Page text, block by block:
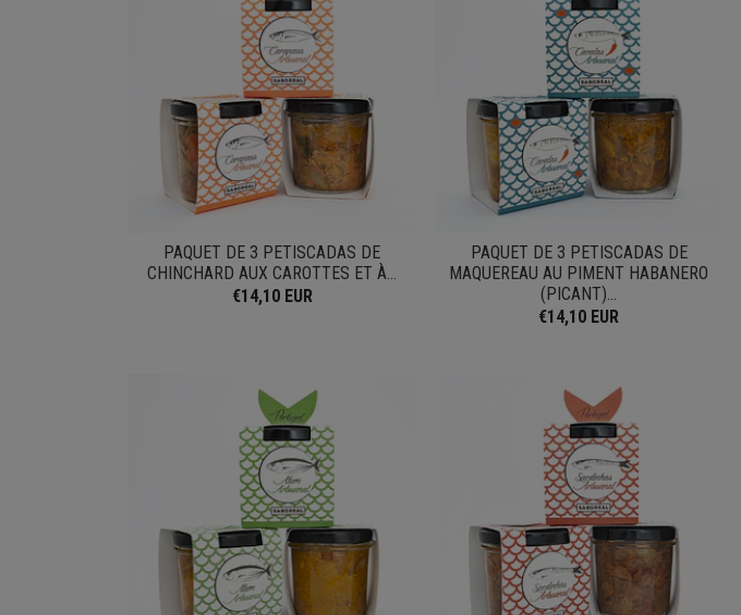
PAQUET DE 3 PETISCADAS DE
CHINCHARD AUX CAROTTES ET À...
€14,10 EUR
PAQUET DE 3 PETISCADAS DE
MAQUEREAU AU PIMENT HABANERO
(PICANT)...
€14,10 EUR